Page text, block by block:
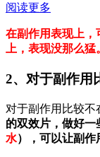
阅读更多
在副作用表现上，
上，表现没那么猛
2、对于副作用
对于副作用比较不
的双效片，做好一
水），可以让副